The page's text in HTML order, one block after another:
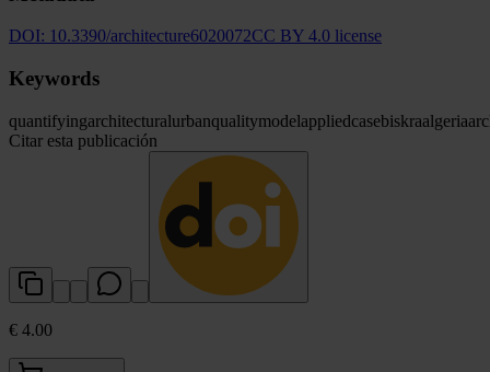
DOI: 10.3390/architecture6020072CC BY 4.0 license
Keywords
quantifyingarchitecturalurbanqualitymodelappliedcasebiskraalgeria
Citar esta publicación
€ 4.00